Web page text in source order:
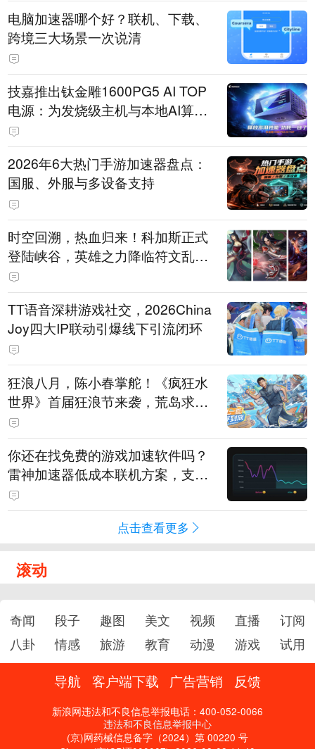
电脑加速器哪个好？联机、下载、
跨境三大场景一次说清
技嘉推出钛金雕1600PG5 AI TOP
电源：为发烧级主机与本地AI算力
打造旗舰供电方案
2026年6大热门手游加速器盘点：
国服、外服与多设备支持
时空回溯，热血归来！科加斯正式
登陆峡谷，英雄之力降临符文乱
斗！
TT语音深耕游戏社交，2026China
Joy四大IP联动引爆线下引流闭环
狂浪八月，陈小春掌舵！《疯狂水
世界》首届狂浪节来袭，荒岛求生
直播即将开启
你还在找免费的游戏加速软件吗？
雷神加速器低成本联机方案，支持
免费试用
点击查看更多
滚动
奇闻 段子 趣图 美文 视频 直播
订阅
八卦
情感 旅游 教育 动漫 游戏 试用
导航 客户端下载 广告营销 反馈
新浪网违法和不良信息举报电话：400-052-0066
违法和不良信息举报中心
(京)网药械信息备字（2024）第 00220 号